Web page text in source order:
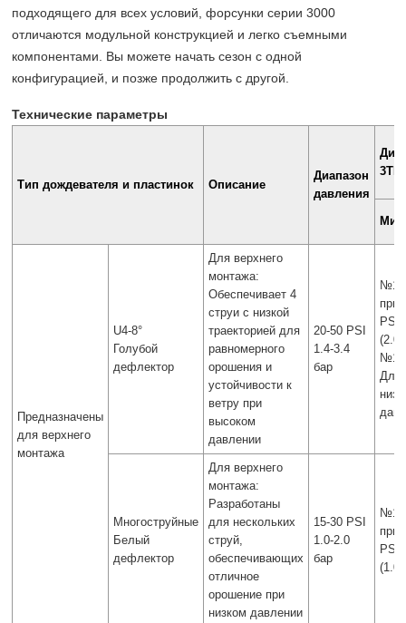
подходящего для всех условий, форсунки серии 3000
отличаются модульной конструкцией и легко съемными
компонентами. Вы можете начать сезон с одной
конфигурацией, и позже продолжить с другой.
Технические параметры
Тип дождевателя и пластинок Описание
Диапазон
давления
3TN
Предназначены
для верхнего
монтажа
U4-8°
Голубой
дефлектор
Для верхнего
монтажа:
Обеспечивает 4
струи с низкой
траекторией для
равномерного
орошения и
устойчивости к
ветру при
высоком
давлении
20-50 PSI
1.4-3.4
бар
№14
при
PSI
(2.0
№16
Для
Многоструйные
Белый
дефлектор
Для верхнего
монтажа:
Разработаны
для нескольких
струй,
обеспечивающих
отличное
орошение при
низком давлении
15-30 PSI
1.0-2.0
бар
№14
при
PSI
(1.0